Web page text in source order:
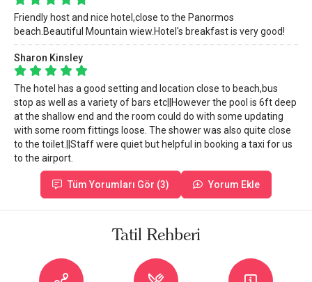
Friendly host and nice hotel,close to the Panormos
beach.Beautiful Mountain wiew.Hotel's breakfast is very good!
Sharon Kinsley
The hotel has a good setting and location close to beach,bus
stop as well as a variety of bars etc||However the pool is 6ft deep
at the shallow end and the room could do with some updating
with some room fittings loose. The shower was also quite close
to the toilet.||Staff were quiet but helpful in booking a taxi for us
to the airport.
Tüm Yorumları Gör (3) Yorum Ekle
Tatil Rehberi